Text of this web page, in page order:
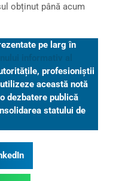
obținut până acum
pe larg în
profesioniștii
această notă
dezbatere publică
statului de